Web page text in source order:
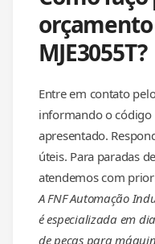
MJE3055T?
Entre em contato
informando o
apresentado.
úteis. Para paradas
atendemos com
A FNF Automação
é especializada em
de peças para